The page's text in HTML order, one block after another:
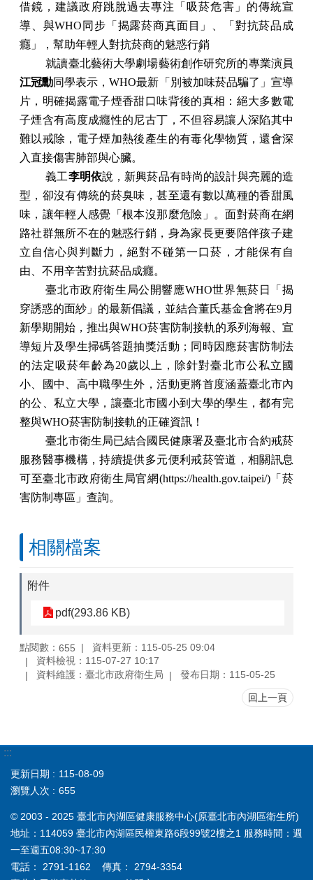
借鏡，建議政府跳脫過去專注「吸菸危害」的傳統宣
導、與WHO 同步「揭露菸商真面目」、「對抗菸品成
癮」，幫助年輕人對抗菸商的魅惑行銷
就讀臺北藝術大學劇場藝術創作研究所的專業演員
江冠勳同學表示，WHO最新「別被加味菸品騙了」宣導
片，明確揭露電子煙香甜口味背後的真相：絕大多數電
子煙含有高度成癮性的尼古丁，不但容易讓人深陷其中
難以戒除，電子煙加熱後產生的有毒化學物質，還會深
入直接傷害肺部與心臟。
義工李明依說，新興菸品有時尚的設計與亮麗的造
型，卻沒有傳統的菸臭味，甚至還有數以萬種的香甜風
味，讓年輕人感覺「根本沒那麼危險」。面對菸商在網
路社群無所不在的魅惑行銷，身為家長更要陪伴孩子建
立自信心與判斷力，絕對不碰第一口菸，才能保有自
由、不用辛苦對抗菸品成癮。
臺北市政府衛生局公開響應WHO世界無菸日 「揭
穿誘惑的面紗」的最新倡議，並結合董氏基金會將在9月
新學期開始，推出與WHO菸害防制接軌的系列海報、宣
導短片及學生掃碼答題抽獎活動 ； 同時因應菸害防制法
的法定吸菸年齡為20歲以上，除針對臺北市公私立國
小、國中、高中職學生外，活動更將首度涵蓋臺北市內
的公 、私立大學，讓臺北市國小到大學的學生，都有完
整與WHO菸害防制接軌的正確資訊！
臺北市衛生局已結合國民健康署及臺北市合約戒菸
服務醫事機構，持續提供多元便利戒菸管道，相關訊息
可至臺北市政府衛生局官網(https://health.gov.taipei/)「菸
害防制專區」查詢。
相關檔案
附件
pdf(293.86 KB)
點閱數： 655
資料更新：115-05-25 09:04
資料檢視：115-07-27 10:17
資料維護：臺北市政府衛生局
發布日期：115-05-25
回上一頁
:::
更新日期
115-08-09
瀏覽人次
655
© 2003 - 2025 臺北市內湖區健康服務中心(原臺北市內湖區衛生所)
地址：114059 臺北市內湖區民權東路6段99號2樓之1 服務時間：週
一至週五08:30~17:30
電話： 2791-1162 傳真： 2794-3354